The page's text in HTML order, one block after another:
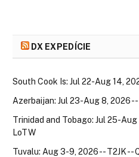
DX EXPEDÍCIE
South Cook Is: Jul 22-Aug 14,
Azerbaijan: Jul 23-Aug 8, 2026 --
Trinidad and Tobago: Jul 25-Aug
LoTW
Tuvalu: Aug 3-9, 2026 -- T2JK --